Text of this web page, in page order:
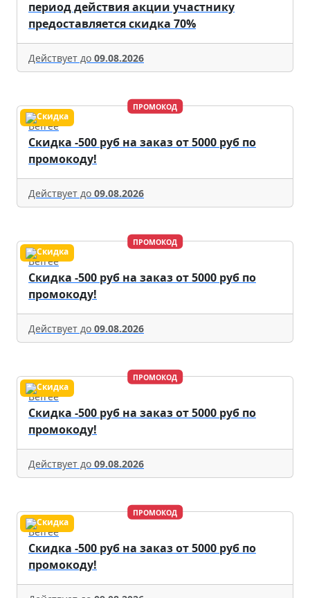
период действия акции участнику
предоставляется скидка 70%
Действует до 09.08.2026
ПРОМОКОД
Befree
Скидка -500 руб на заказ от 5000 руб по
промокоду!
Действует до 09.08.2026
ПРОМОКОД
Befree
Скидка -500 руб на заказ от 5000 руб по
промокоду!
Действует до 09.08.2026
ПРОМОКОД
Befree
Скидка -500 руб на заказ от 5000 руб по
промокоду!
Действует до 09.08.2026
ПРОМОКОД
Befree
Скидка -500 руб на заказ от 5000 руб по
промокоду!